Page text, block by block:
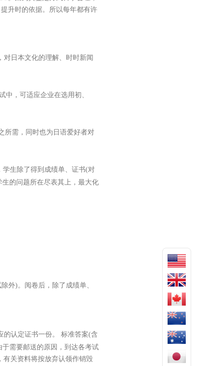
升时的依据。所以每年都有许
对日本文化的理解、时时新闻
中，可适应企业在选用初、
所需，同时也为日语爱好者对
学生除了得到成绩单、证书(对
的问题所在尽表其上，最大化
外)。阅卷后，除了成绩单、
的认定证书一份。 标准答案(含
需要邮送的原因，到达各考试
有关资料将按放弃认领作销毁